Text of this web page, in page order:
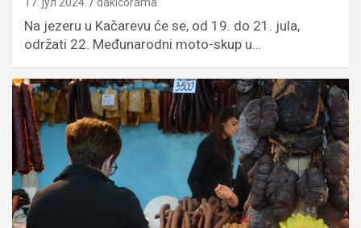
Na jezeru u Kačarevu će se, od 19. do 21. jula,
održati 22. Međunarodni moto-skup u…